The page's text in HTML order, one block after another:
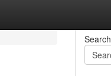
Search